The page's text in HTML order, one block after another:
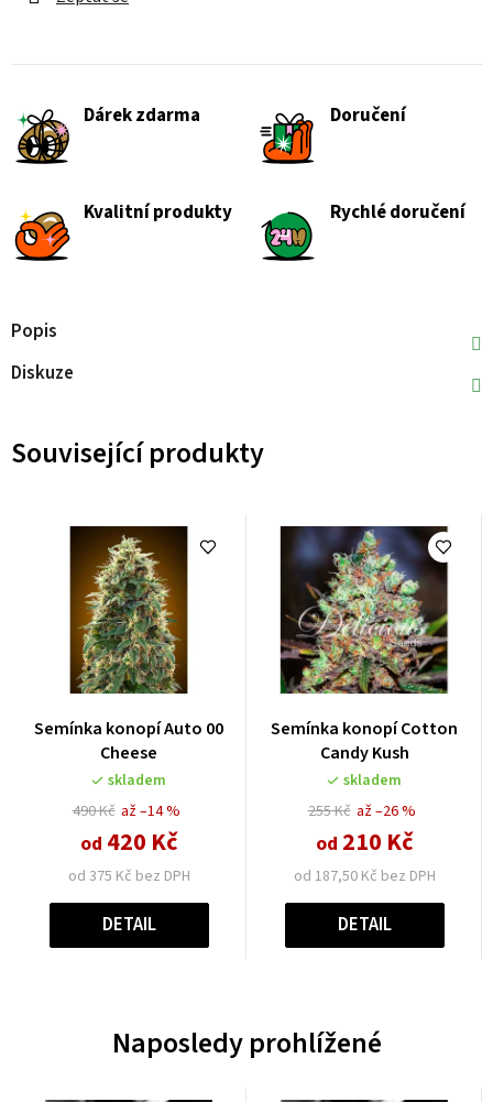
Dárek zdarma Doručení
Kvalitní produkty Rychlé doručení
Popis
Diskuze
Související produkty
Semínka konopí Auto 00
Cheese
skladem
490 Kč
od 375 Kč bez DPH
od 420 Kč
až –14 %
DETAIL
Semínka konopí Cotton
Candy Kush
skladem
255 Kč
od 187,50 Kč bez DPH
od 210 Kč
až –26 %
DETAIL
Naposledy prohlížené